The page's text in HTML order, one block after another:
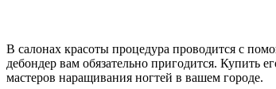
В салонах красоты процедура проводится с
дебондер вам обязательно пригодится. Купить
мастеров наращивания ногтей в вашем городе.